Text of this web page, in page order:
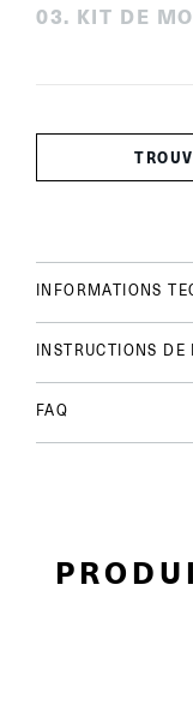
03. KIT DE
INFORMATIONS
INSTRUCTIONS
FAQ